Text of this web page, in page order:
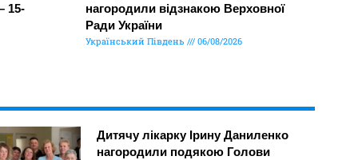
15-
нагородили відзнакою Верховної
Ради України
Український Південь 06/08/2026
Дитячу лікарку Ірину Даниленко
нагородили подякою Голови